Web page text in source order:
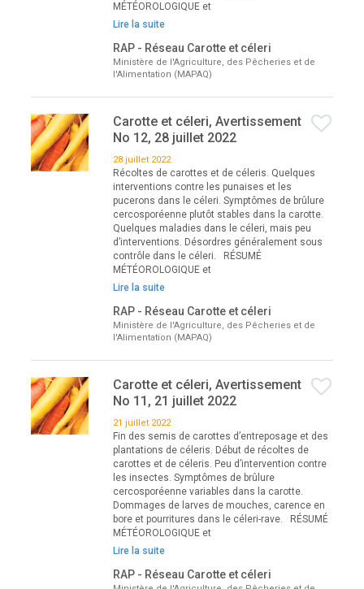
MÉTÉOROLOGIQUE et
Lire la suite
RAP - Réseau Carotte et céleri
Ministère de l'Agriculture, des Pêcheries et de
l'Alimentation (MAPAQ)
Carotte et céleri, Avertissement
No 12, 28 juillet 2022
28 juillet 2022
Récoltes de carottes et de céleris. Quelques
interventions contre les punaises et les
pucerons dans le céleri. Symptômes de brûlure
cercosporéenne plutôt stables dans la carotte.
Quelques maladies dans le céleri, mais peu
d’interventions. Désordres généralement sous
contrôle dans le céleri. RÉSUMÉ
MÉTÉOROLOGIQUE et
Lire la suite
RAP - Réseau Carotte et céleri
Ministère de l'Agriculture, des Pêcheries et de
l'Alimentation (MAPAQ)
Carotte et céleri, Avertissement
No 11, 21 juillet 2022
21 juillet 2022
Fin des semis de carottes d’entreposage et des
plantations de céleris. Début de récoltes de
carottes et de céleris. Peu d’intervention contre
les insectes. Symptômes de brûlure
cercosporéenne variables dans la carotte.
Dommages de larves de mouches, carence en
bore et pourritures dans le céleri-rave. RÉSUMÉ
MÉTÉOROLOGIQUE et
Lire la suite
RAP - Réseau Carotte et céleri